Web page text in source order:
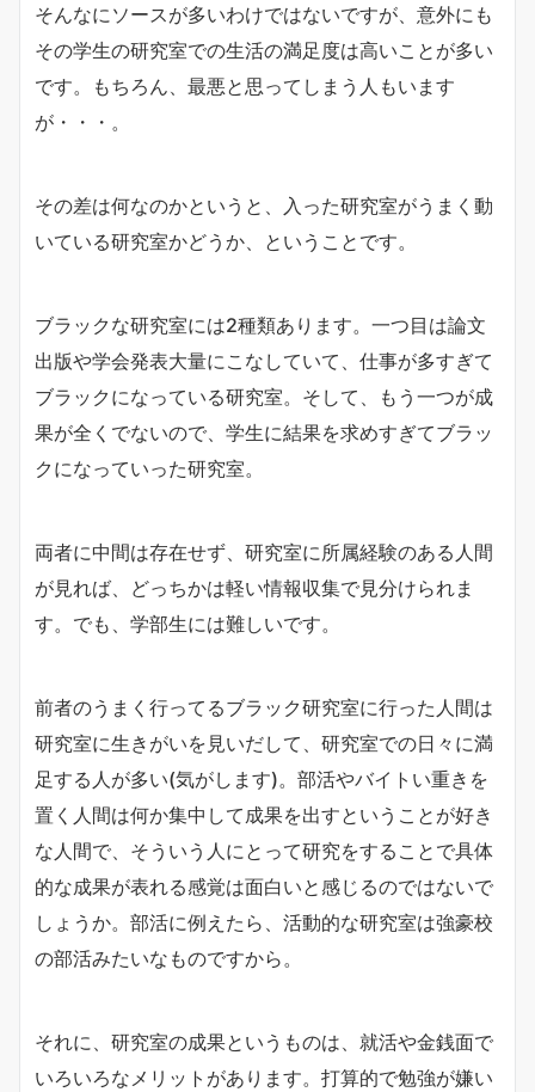
そんなにソースが多いわけではないですが、意外にも
その学生の研究室での生活の満足度は高いことが多い
です。もちろん、最悪と思ってしまう人もいます
が・・・。
その差は何なのかというと、入った研究室がうまく動
いている研究室かどうか、ということです。
ブラックな研究室には2種類あります。一つ目は論文
出版や学会発表大量にこなしていて、仕事が多すぎて
ブラックになっている研究室。そして、もう一つが成
果が全くでないので、学生に結果を求めすぎてブラッ
クになっていった研究室。
両者に中間は存在せず、研究室に所属経験のある人間
が見れば、どっちかは軽い情報収集で見分けられま
す。でも、学部生には難しいです。
前者のうまく行ってるブラック研究室に行った人間は
研究室に生きがいを見いだして、研究室での日々に満
足する人が多い(気がします)。部活やバイトい重きを
置く人間は何か集中して成果を出すということが好き
な人間で、そういう人にとって研究をすることで具体
的な成果が表れる感覚は面白いと感じるのではないで
しょうか。部活に例えたら、活動的な研究室は強豪校
の部活みたいなものですから。
それに、研究室の成果というものは、就活や金銭面で
いろいろなメリットがあります。打算的で勉強が嫌い